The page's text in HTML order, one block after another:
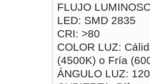
FLUJO
LED: SMD 2835
CRI: >80
COLOR LUZ:
(4500K) o Fría
ÁNGULO LUZ: